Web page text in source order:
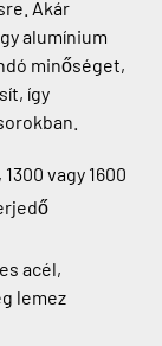
Akár
alumínium
minőséget,
így
vagy 1600
acél,
lemez